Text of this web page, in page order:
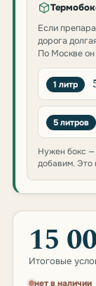
Если
дорога
По Москве он
1 литр
5 литров
Нужен бокс
добавим. Это
15
Итоговые
нет в наличии